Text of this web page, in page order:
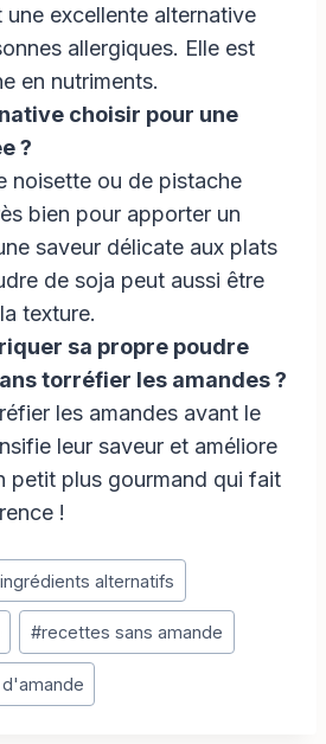
une excellente alternative
allergiques. Elle est
en nutriments.
choisir pour une
?
noisette ou de pistache
bien pour apporter un
saveur délicate aux plats
de soja peut aussi être
texture.
sa propre poudre
torréfier les amandes ?
les amandes avant le
leur saveur et améliore
petit plus gourmand qui fait
!
ingrédients alternatifs
#recettes sans amande